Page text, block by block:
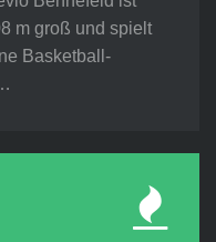
m groß und spielt
Basketball-